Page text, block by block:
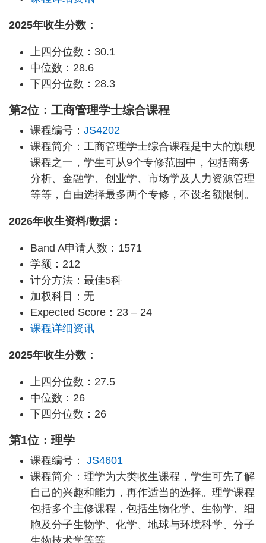
2025年收生分数：
上四分位数：30.1
中位数：28.6
下四分位数：28.3
第2位：工商管理学士综合课程
课程编号： JS4202
课程简介：工商管理学士综合课程是中大的旗舰
课程之一，学生可从9个专修范围中，包括商务
分析、金融学、创业学、市场学及人力资源管理
等等，自由选择最多两个专修，不设名额限制。
2026年收生资料/数据：
Band A申请人数：1571
学额：212
计分方法：最佳5科
加权科目：无
Expected Score：23 – 24
课程详细资讯
2025年收生分数：
上四分位数：27.5
中位数：26
下四分位数：26
第1位：理学
课程编号：
JS4601
课程简介：理学为大类收生课程，学生可先了解
自己的兴趣和能力，再作适当的选择。理学课程
包括多个主修课程，包括生物化学、生物学、细
胞及分子生物学、化学、地球与环境科学、分子